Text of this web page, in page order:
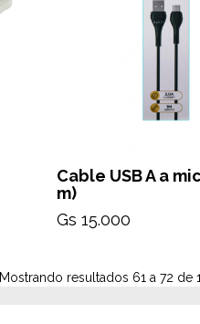
Cable USB A a
m)
Gs 15.000
Mostrando resultados 61 a 72 de